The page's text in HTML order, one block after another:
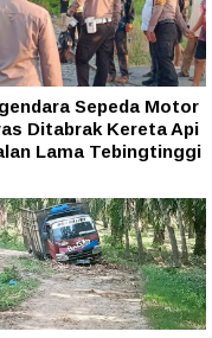
Sepeda Motor
Ditabrak Kereta Api
Lama Tebingtinggi